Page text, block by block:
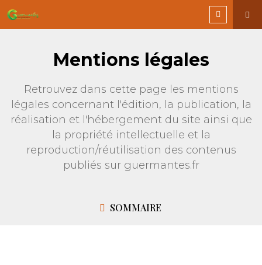
Mentions légales
Retrouvez dans cette page les mentions
légales concernant l'édition, la publication, la
réalisation et l'hébergement du site ainsi que
la propriété intellectuelle et la
reproduction/réutilisation des contenus
publiés sur guermantes.fr
SOMMAIRE